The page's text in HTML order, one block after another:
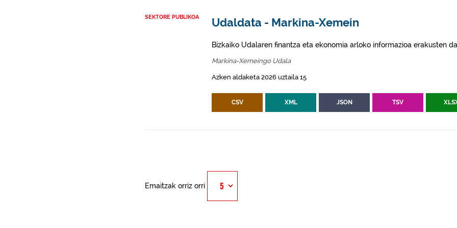
SEKTORE PUBLIKOA Udaldata - Markina-Xemein
Bizkaiko Udalaren finantza eta ekonomia arloko informazioa erakusten
Markina-Xemeingo Udala
Azken aldaketa 2026 uztaila 15
CSV XML JSON TSV
Emaitzak orriz orri